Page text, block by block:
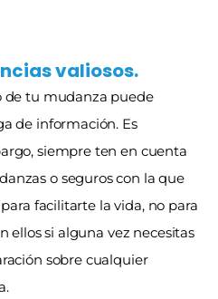
valiosos.
de tu mudanza puede
de información. Es
siempre ten en cuenta
o seguros con la que
facilitarte la vida, no para
ellos si alguna vez necesitas
sobre cualquier